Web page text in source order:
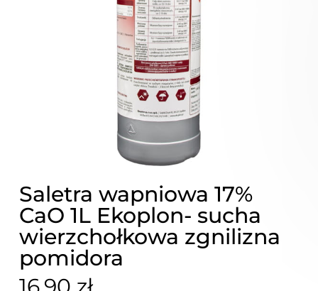
Saletra wapniowa 17%
CaO 1L Ekoplon- sucha
wierzchołkowa zgnilizna
pomidora